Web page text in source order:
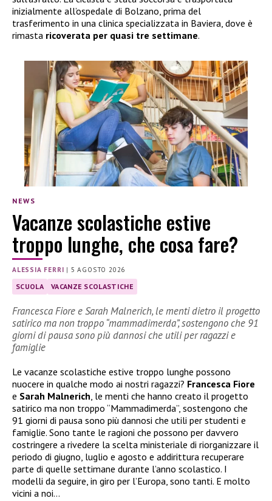
inizialmente all’ospedale di Bolzano, prima del
trasferimento in una clinica specializzata in Baviera, dove è
rimasta ricoverata per quasi tre settimane.
NEWS
Vacanze scolastiche estive
troppo lunghe, che cosa fare?
ALESSIA FERRI | 5 AGOSTO 2026
SCUOLA VACANZE SCOLASTICHE
Francesca Fiore e Sarah Malnerich, le menti dietro il progetto
satirico ma non troppo “mammadimerda”, sostengono che 91
giorni di pausa sono più dannosi che utili per ragazzi e
famiglie
Le vacanze scolastiche estive troppo lunghe possono
nuocere in qualche modo ai nostri ragazzi? Francesca Fiore
e Sarah Malnerich , le menti che hanno creato il progetto
satirico ma non troppo “Mammadimerda”, sostengono che
91 giorni di pausa sono più dannosi che utili per studenti e
famiglie. Sono tante le ragioni che possono per davvero
costringere a rivedere la scelta ministeriale di riorganizzare il
periodo di giugno, luglio e agosto e addirittura recuperare
parte di quelle settimane durante l’anno scolastico. I
modelli da seguire, in giro per l’Europa, sono tanti. E molto
vicini a noi…